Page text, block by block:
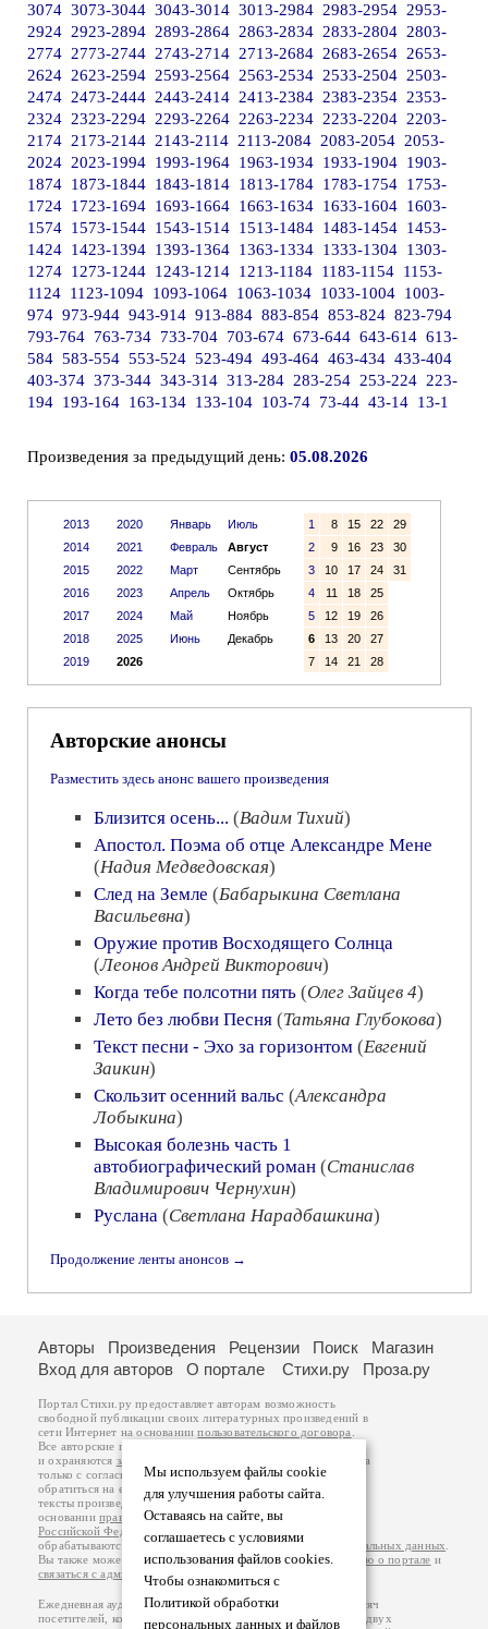
3074 3073-3044 3043-3014 3013-2984 2983-2954 2953-
2924 2923-2894 2893-2864 2863-2834 2833-2804 2803-
2774 2773-2744 2743-2714 2713-2684 2683-2654 2653-
2624 2623-2594 2593-2564 2563-2534 2533-2504 2503-
2474 2473-2444 2443-2414 2413-2384 2383-2354 2353-
2324 2323-2294 2293-2264 2263-2234 2233-2204 2203-
2174 2173-2144 2143-2114 2113-2084 2083-2054 2053-
2024 2023-1994 1993-1964 1963-1934 1933-1904 1903-
1874 1873-1844 1843-1814 1813-1784 1783-1754 1753-
1724 1723-1694 1693-1664 1663-1634 1633-1604 1603-
1574 1573-1544 1543-1514 1513-1484 1483-1454 1453-
1424 1423-1394 1393-1364 1363-1334 1333-1304 1303-
1274 1273-1244 1243-1214 1213-1184 1183-1154 1153-
1124 1123-1094 1093-1064 1063-1034 1033-1004 1003-
974 973-944 943-914 913-884 883-854 853-824 823-794
793-764 763-734 733-704 703-674 673-644 643-614 613-
584 583-554 553-524 523-494 493-464 463-434 433-404
403-374 373-344 343-314 313-284 283-254 253-224 223-
194 193-164 163-134 133-104 103-74 73-44 43-14 13-1
Произведения за предыдущий день: 05.08.2026
2013
2014
2015
2016
2017
2018
2019
2020
2021
2022
2023
2024
2025
2026
Январь
Июль
Февраль
Август
Март
Сентябрь
Апрель
Октябрь
Май
Ноябрь
Июнь
Декабрь
1 8 15 22
29
2
9 16 23
30
3
10 17 24
31
4
11 18
25
5
12 19
26
6
13 20
27
7
14 21 28
Авторские анонсы
Разместить здесь анонс вашего произведения
Близится осень... (Вадим Тихий)
Апостол. Поэма об отце Александре Мене
(Надия Медведовская)
След на Земле (Бабарыкина Светлана
Васильевна)
Оружие против Восходящего Солнца
(Леонов Андрей Викторович)
Когда тебе полсотни пять (Олег Зайцев 4)
Лето без любви Песня (Татьяна Глубокова)
Текст песни - Эхо за горизонтом (Евгений
Заикин)
Скользит осенний вальс (Александра
Лобыкина)
Высокая болезнь часть 1
автобиографический роман (Станислав
Владимирович Чернухин)
Руслана (Светлана Нарадбашкина)
Продолжение ленты анонсов →
Мы используем файлы cookie
для улучшения работы сайта.
Оставаясь на сайте, вы
соглашаетесь с условиями
использования файлов cookies.
Чтобы ознакомиться с
Политикой обработки
персональных данных и файлов
Авторы Произведения Рецензии Поиск
Магазин
Вход для авторов
О портале Стихи.ру Проза.ру
Портал Стихи.ру предоставляет авторам возможность
свободной публикации своих литературных произведений в
сети Интернет на основаниипользовательского договора
Все авторские права на произведения принадлежат авторам
и охраняются законом
. Перепечатка произведений возможна
только с согласия его автора, к которому вы можете
обратиться на его авторской странице. Ответственность за
тексты произведений авторы несут самостоятельно на
основанииправил публикацииизаконодательства
Российской Федерации
обрабатываются на основанииПолитики обработки персональных данных
Вы также можете посмотреть более подробнуюинформацию о портале и
связаться с администрацией
Ежедневная аудитория портала Стихи.ру – порядка 200 тысяч
посетителей, которые в общей сумме просматривают более двух